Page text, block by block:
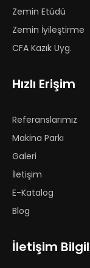
Zemin Etüdü
Zemin İyileştirme
CFA Kazık Uyg.
Hızlı Erişim
Referanslarımız
Makina Parkı
Galeri
İletişim
E-Katalog
Blog
İletişim